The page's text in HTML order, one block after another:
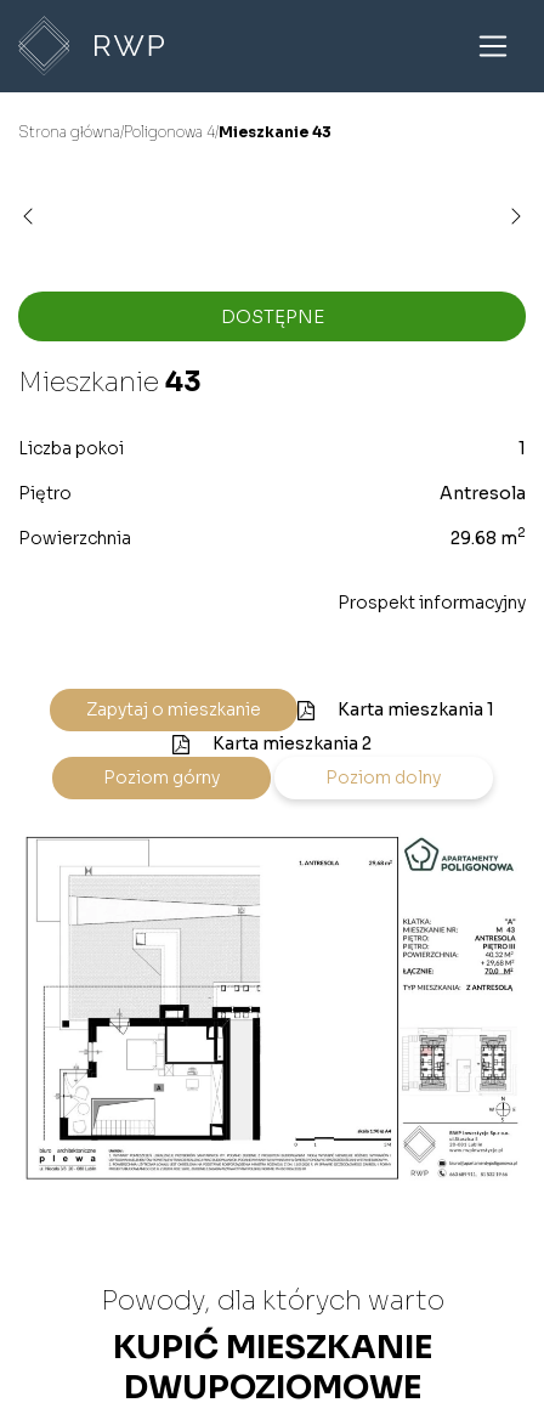
Strona główna/Poligonowa 4/Mieszkanie 43
DOSTĘPNE
Mieszkanie 43
Liczba pokoi 1
Piętro Antresola
Powierzchnia 29.68 m2
Prospekt informacyjny
Zapytaj o mieszkanie
Karta mieszkania 1
Karta mieszkania 2
Poziom górny
Poziom dolny
Powody, dla których warto
KUPIĆ MIESZKANIE
DWUPOZIOMOWE